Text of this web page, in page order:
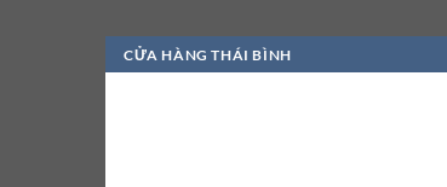
Bỏ
qua
CỬA HÀNG THÁI BÌNH